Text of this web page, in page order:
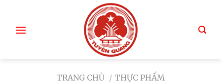
TRANG CHỦ / THỰC PHẨM